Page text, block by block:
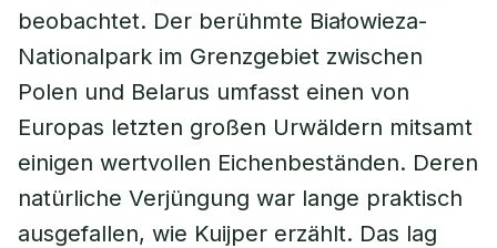
beobachtet. Der berühmte Białowieza-
Nationalpark im Grenzgebiet zwischen
Polen und Belarus umfasst einen von
Europas letzten großen Urwäldern mitsamt
einigen wertvollen Eichenbeständen. Deren
natürliche Verjüngung war lange praktisch
ausgefallen, wie Kuijper erzählt. Das lag